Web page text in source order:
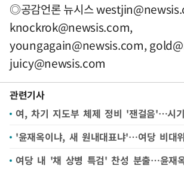
◎공감언론 뉴시스
knockrok@newsis.com,
youngagain@newsis.com,
juicy@newsis.com
관련기사
여, 차기 지도부 체제 정비 '잰걸음'…시
'윤재옥이냐, 새 원내대표냐'…여당 비대